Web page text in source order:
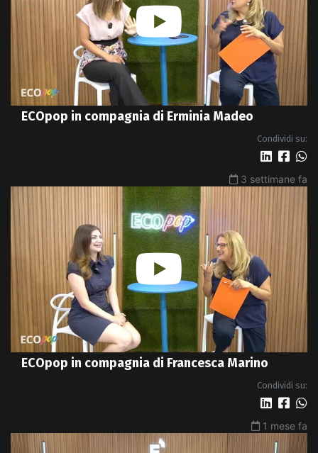
ECOpop in compagnia di Erminia Madeo
Condividi su:
3 settimane fa
ECOpop in compagnia di Francesca Marino
Condividi su:
1 mese fa